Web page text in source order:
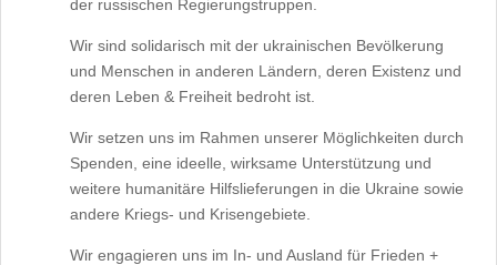
der russischen Regierungstruppen.
Wir sind solidarisch mit der ukrainischen Bevölkerung
und Menschen in anderen Ländern, deren Existenz und
deren Leben & Freiheit bedroht ist.
Wir setzen uns im Rahmen unserer Möglichkeiten durch
Spenden, eine ideelle, wirksame Unterstützung und
weitere humanitäre Hilfslieferungen in die Ukraine sowie
andere Kriegs- und Krisengebiete.
Wir engagieren uns im In- und Ausland für Frieden +